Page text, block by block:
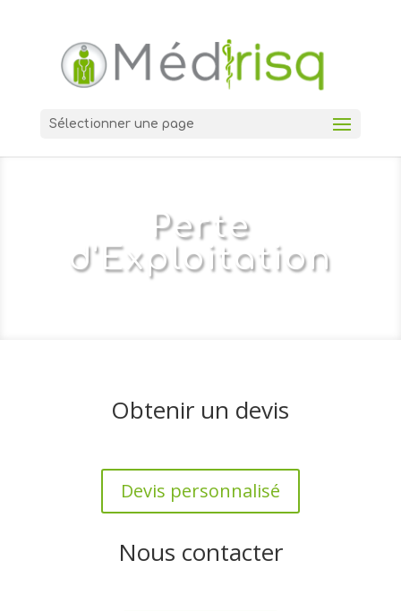
Sélectionner une page
Perte
d'Exploitation
Obtenir un devis
Devis personnalisé
Nous contacter